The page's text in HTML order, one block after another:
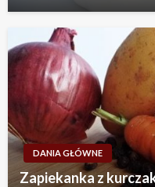
DANIA GŁÓWNE
Zapiekanka z